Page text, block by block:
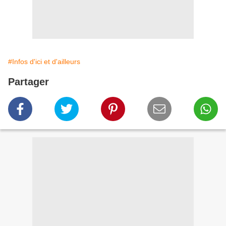
#Infos d'ici et d'ailleurs
Partager